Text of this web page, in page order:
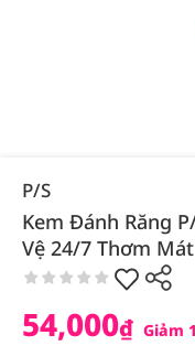
P/S
Kem Đánh Răng
Vệ 24/7 Thơm
54,000₫ Giảm